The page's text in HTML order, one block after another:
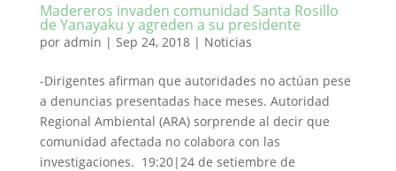
Madereros invaden comunidad Santa Rosillo
de Yanayaku y agreden a su presidente
por admin | Sep 24, 2018| Noticias
-Dirigentes afirman que autoridades no actúan pese
a denuncias presentadas hace meses. Autoridad
Regional Ambiental (ARA) sorprende al decir que
comunidad afectada no colabora con las
investigaciones. 19:20|24 de setiembre de